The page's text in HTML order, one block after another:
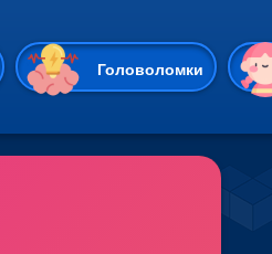
Головоломки
3D